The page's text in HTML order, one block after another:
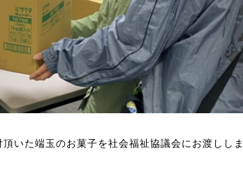
いた端玉のお菓子を社会福祉協議会にお渡ししま